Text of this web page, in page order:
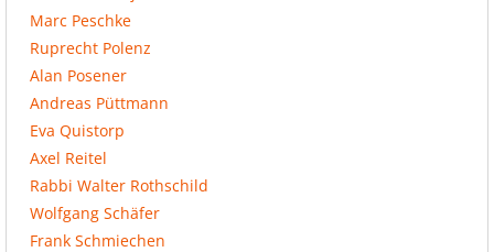
Marc Peschke
Ruprecht Polenz
Alan Posener
Andreas Püttmann
Eva Quistorp
Axel Reitel
Rabbi Walter Rothschild
Wolfgang Schäfer
Frank Schmiechen